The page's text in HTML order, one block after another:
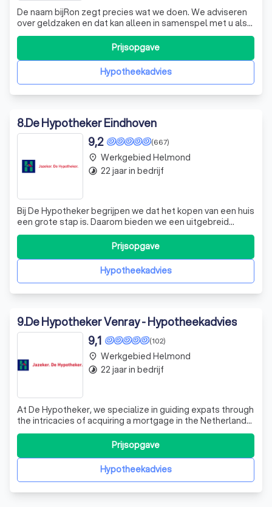
De naam bijRon zegt precies wat we doen. We adviseren
over geldzaken en dat kan alleen in samenspel met u als
klant. U levert het ene deel van de puzzel en wij het
wensen die u wilt realiseren. Daarnaast loopt u liever geen
risico’s die u met betaaHypotheekadvies
Prijsopgave
8.De Hypotheker Eindhoven
(667)
9,2
Bij De Hypotheker begrijpen we dat het kopen van een huis
een grote stap is. Daarom bieden we een uitgebreid
verzekeringspakket aan om u volledige gemoedsrust te
geven. Ons All In Woonpakket omvat alle essentiële
verzekeringen die u als huiseigenaar nodig heeft,
waaronder opstal-, inboedel- en aansp
Hypotheekadvies
Prijsopgave
place Werkgebied Helmond
timelapse 22 jaar in bedrijf
9.De Hypotheker Venray - Hypotheekadvies
(102)
9,1
At De Hypotheker, we specialize in guiding expats through
the intricacies of acquiring a mortgage in the Netherlands.
Whether you're already employed here or planning to be,
we're here to illuminate the path to homeownership. Our
expertise encompasses the rules for expat home buying,
current mortgag
Hypotheekadvies
Prijsopgave
place Werkgebied Helmond
timelapse 22 jaar in bedrijf